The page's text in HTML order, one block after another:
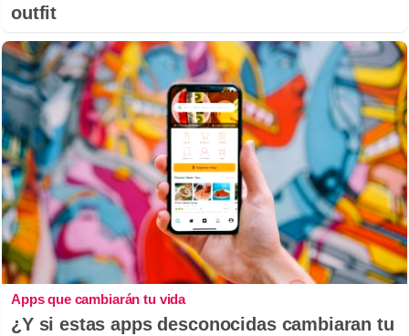
outfit
Apps que cambiarán tu vida
¿Y si estas apps desconocidas cambiaran tu